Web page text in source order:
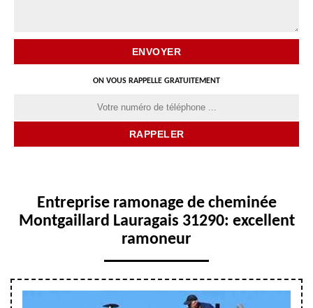
ON VOUS RAPPELLE GRATUITEMENT
Entreprise ramonage de cheminée
Montgaillard Lauragais 31290: excellent
ramoneur